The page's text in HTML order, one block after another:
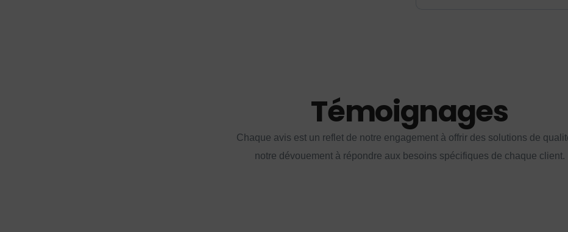
Témoignages
Chaque avis est un reflet de notre engagement à offrir des solutions de
notre dévouement à répondre aux besoins spécifiques de chaque client.